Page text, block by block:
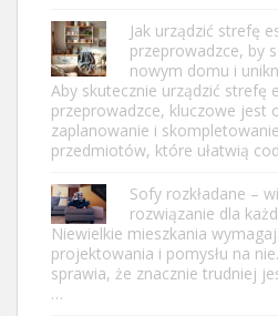
Jak urządzić strefę
przeprowadzce, by
nowym domu i
Aby skutecznie urządzić strefę
przeprowadzce, kluczowe jest
zaplanowanie i
przedmiotów, które ułatwią
Sofy rozkładane –
rozwiązanie dla
Niewielkie mieszkania
projektowania i pomysłu na
sprawia, że znacznie trudniej
…